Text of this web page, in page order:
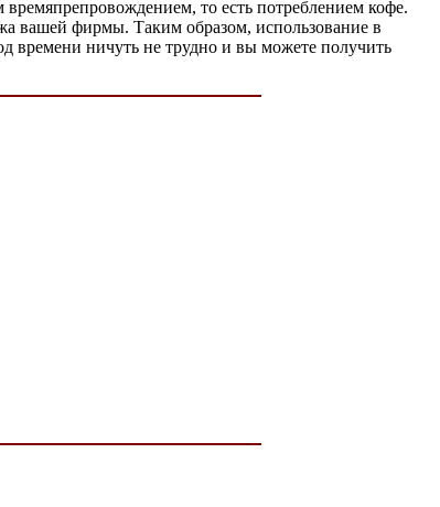
то есть потреблением кофе.
вашей фирмы. Таким образом, использование в
времени ничуть не трудно и вы можете получить